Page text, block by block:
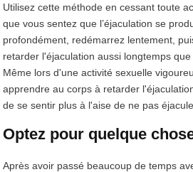
Utilisez cette méthode en cessant toute
que vous sentez que l’éjaculation se
profondément, redémarrez lentement,
retarder l'éjaculation aussi longtemps que
Même lors d'une activité sexuelle
apprendre au corps à retarder
de se sentir plus à l'aise de ne pas
Optez pour quelque
Après avoir passé beaucoup de temps